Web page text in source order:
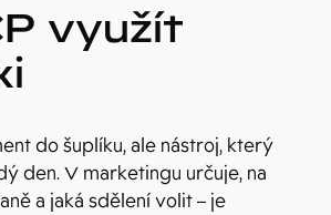
využít
do šuplíku, ale nástroj, který
den. V marketingu určuje, na
a jaká sdělení volit – je